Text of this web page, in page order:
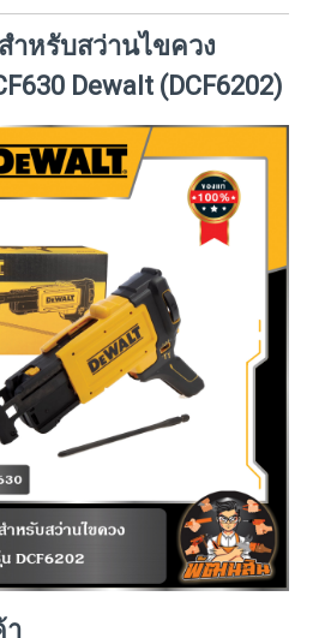
ำหรับสว่านไขควง
Dewalt (DCF6202)
า